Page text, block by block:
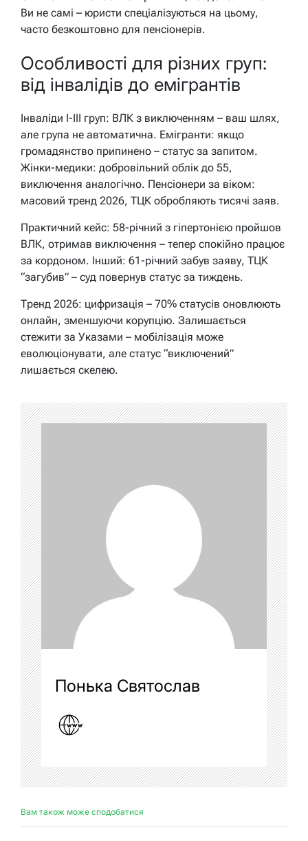
Ви не самі – юристи спеціалізуються на цьому,
часто безкоштовно для пенсіонерів.
Особливості для різних груп:
від інвалідів до емігрантів
Інваліди I-III груп: ВЛК з виключенням – ваш шлях,
але група не автоматична. Емігранти: якщо
громадянство припинено – статус за запитом.
Жінки-медики: добровільний облік до 55,
виключення аналогічно. Пенсіонери за віком:
масовий тренд 2026, ТЦК обробляють тисячі заяв.
Практичний кейс: 58-річний з гіпертонією пройшов
ВЛК, отримав виключення – тепер спокійно працює
за кордоном. Інший: 61-річний забув заяву, ТЦК
“загубив” – суд повернув статус за тиждень.
Тренд 2026: цифризація – 70% статусів оновлюють
онлайн, зменшуючи корупцію. Залишається
стежити за Указами – мобілізація може
еволюціонувати, але статус “виключений”
лишається скелею.
Понька Святослав
Вам також може сподобатися